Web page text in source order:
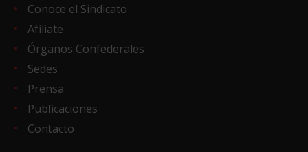
Conoce el Sindicato
Afíliate
Órganos Confederales
Sedes
Prensa
Publicaciones
Contacto